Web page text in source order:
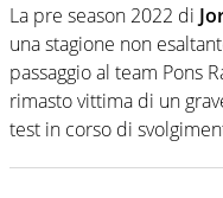
La pre season 2022 di
una stagione non
passaggio al team Pons
rimasto vittima di un
test in corso di